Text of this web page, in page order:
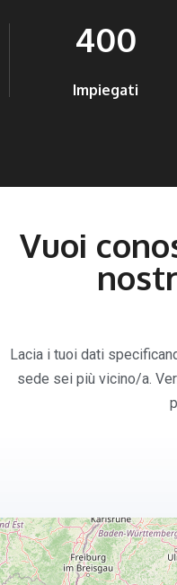
400
Impiegati
Vuoi
Lacia i tuoi dati
sede sei più vicino/a.
Le